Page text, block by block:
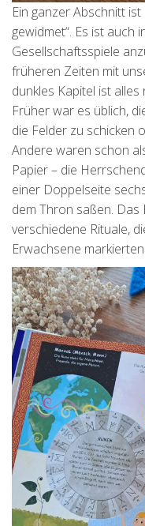
Ein ganzer Abschnitt
gewidmet“. Es ist auch
Gesellschaftsspiele
früheren Zeiten mit
dunkles Kapitel ist
Früher war es üblich,
die Felder zu schicken
Andere waren schon
Papier – die
einer Doppelseite
dem Thron saßen.
verschiedene Rituale,
Erwachsene markierten.